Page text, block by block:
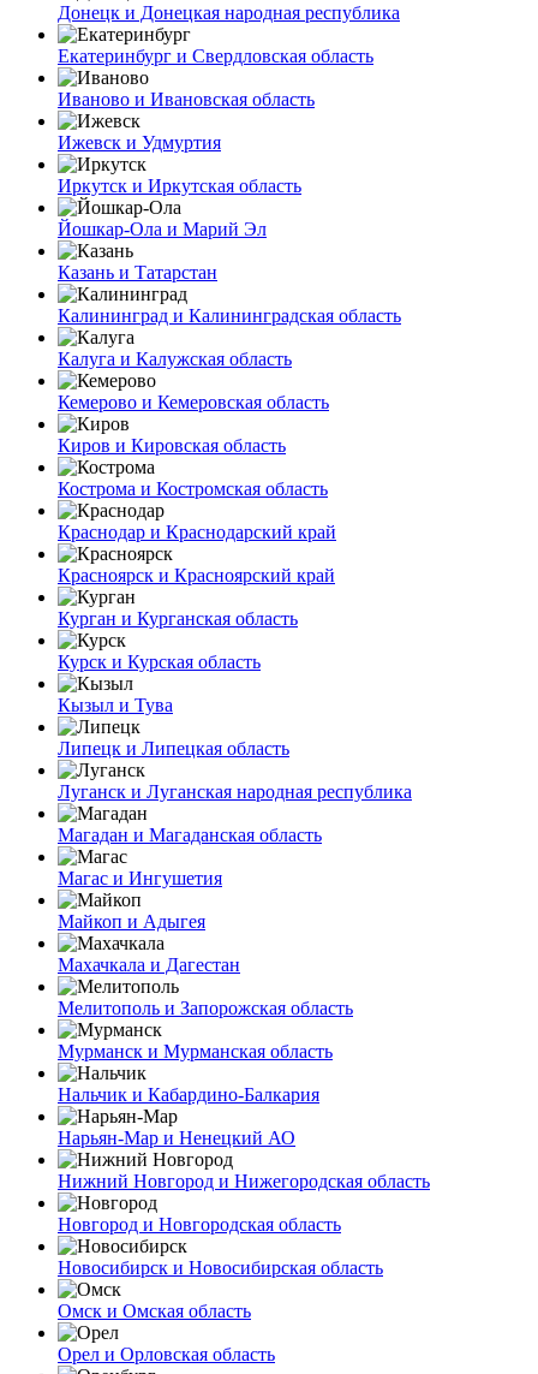
Донецк и Донецкая народная республика
Екатеринбург и Свердловская область
Иваново и Ивановская область
Ижевск и Удмуртия
Иркутск и Иркутская область
Йошкар-Ола и Марий Эл
Казань и Татарстан
Калининград и Калининградская область
Калуга и Калужская область
Кемерово и Кемеровская область
Киров и Кировская область
Кострома и Костромская область
Краснодар и Краснодарский край
Красноярск и Красноярский край
Курган и Курганская область
Курск и Курская область
Кызыл и Тува
Липецк и Липецкая область
Луганск и Луганская народная республика
Магадан и Магаданская область
Магас и Ингушетия
Майкоп и Адыгея
Махачкала и Дагестан
Мелитополь и Запорожская область
Мурманск и Мурманская область
Нальчик и Кабардино-Балкария
Нарьян-Мар и Ненецкий АО
Нижний Новгород и Нижегородская область
Новгород и Новгородская область
Новосибирск и Новосибирская область
Омск и Омская область
Орел и Орловская область